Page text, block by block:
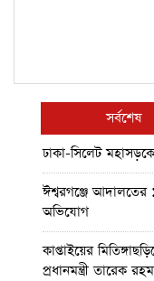
সর্বশেষ
ঢাকা-সিলেট
ঈশ্বরগঞ্জে
অভিযোগ
কাপ্তাইয়ের
প্রধানমন্ত্রী তারেক